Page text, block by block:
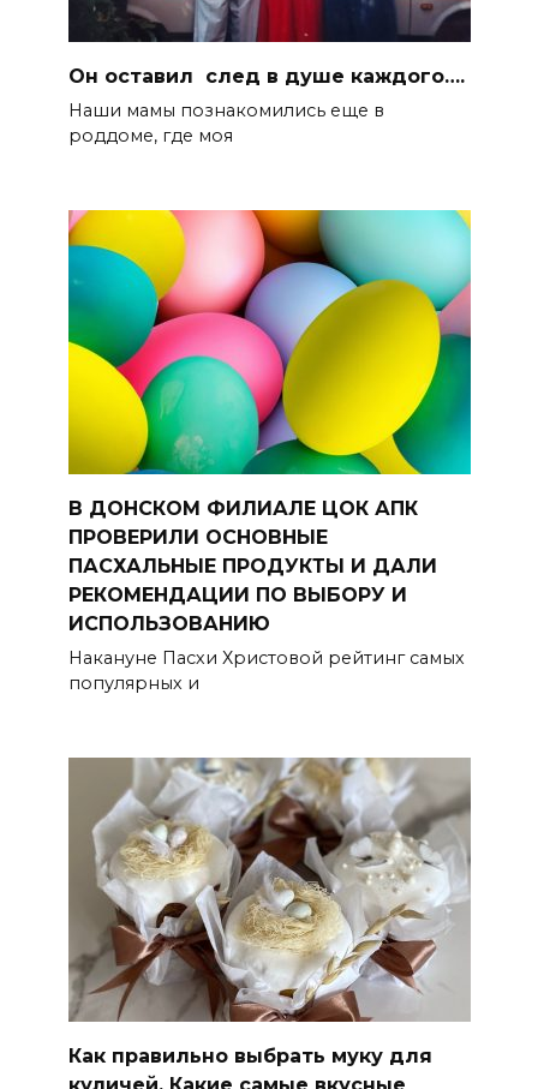
Он оставил след в душе каждого….
Наши мамы познакомились еще в
роддоме, где моя
В ДОНСКОМ ФИЛИАЛЕ ЦОК АПК
ПРОВЕРИЛИ ОСНОВНЫЕ
ПАСХАЛЬНЫЕ ПРОДУКТЫ И ДАЛИ
РЕКОМЕНДАЦИИ ПО ВЫБОРУ И
ИСПОЛЬЗОВАНИЮ
Накануне Пасхи Христовой рейтинг самых
популярных и
Как правильно выбрать муку для
куличей. Какие самые вкусные